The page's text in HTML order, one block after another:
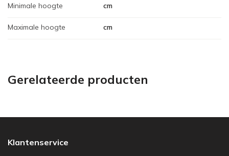
Minimale hoogte cm
Maximale hoogte cm
Gerelateerde producten
Klantenservice